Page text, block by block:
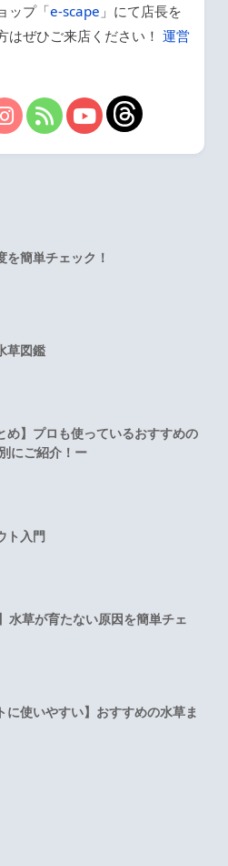
ップ「e-scape 」にて店長を
はぜひご来店ください！ 運営
を簡単チェック！
草図鑑
め】プロも使っているおすすめの
にご紹介！ー
ト入門
水草が育たない原因を簡単チェ
に使いやすい】おすすめの水草ま